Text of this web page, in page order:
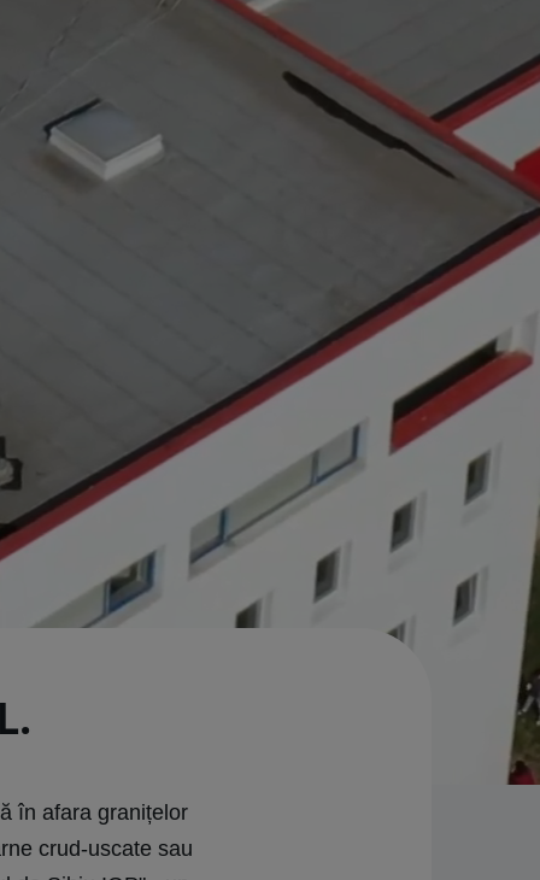
în afara granițelor
crud-uscate sau